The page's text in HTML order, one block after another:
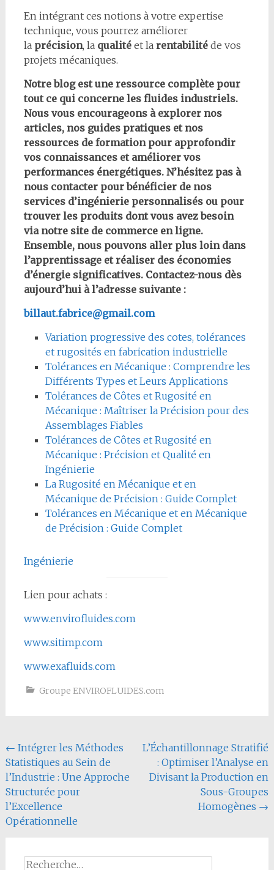
En intégrant ces notions à votre expertise
technique, vous pourrez améliorer
la précision, la qualitéet la rentabilitéde vos
projets mécaniques.
Notre blog est une ressource complète pour
tout ce qui concerne les fluides industriels.
Nous vous encourageons à explorer nos
articles, nos guides pratiques et nos
ressources de formation pour approfondir
vos connaissances et améliorer vos
performances énergétiques. N’hésitez pas à
nous contacter pour bénéficier de nos
services d’ingénierie personnalisés ou pour
trouver les produits dont vous avez besoin
via notre site de commerce en ligne.
Ensemble, nous pouvons aller plus loin dans
l’apprentissage et réaliser des économies
d’énergie significatives. Contactez-nous dès
aujourd’hui à l’adresse suivante :
billaut.fabrice@gmail.com
Variation progressive des cotes, tolérances
et rugosités en fabrication industrielle
Tolérances en Mécanique : Comprendre les
Différents Types et Leurs Applications
Tolérances de Côtes et Rugosité en
Mécanique : Maîtriser la Précision pour des
Assemblages Fiables
Tolérances de Côtes et Rugosité en
Mécanique : Précision et Qualité en
Ingénierie
La Rugosité en Mécanique et en
Mécanique de Précision : Guide Complet
Tolérances en Mécanique et en Mécanique
de Précision : Guide Complet
Ingénierie
Lien pour achats :
www.envirofluides.com
www.sitimp.com
www.exafluids.com
Groupe ENVIROFLUIDES.com
Navigation
de
l'article
← Intégrer les Méthodes
Statistiques au Sein de
l’Industrie : Une Approche
Structurée pour
l’Excellence
Opérationnelle
L’Échantillonnage Stratifié
: Optimiser l’Analyse en
Divisant la Production en
Sous-Groupes
Homogènes →
Rechercher :